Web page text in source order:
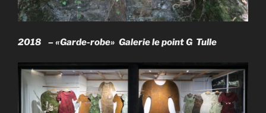
2018 – «Garde-robe» Galerie le point G Tulle